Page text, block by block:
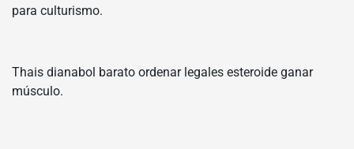
para culturismo.
Thais dianabol barato ordenar legales esteroide ganar
músculo.